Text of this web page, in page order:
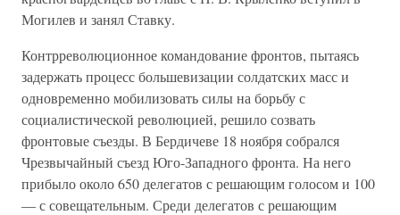
Могилев и занял Ставку.
Контрреволюционное командование фронтов, пытаясь
задержать процесс большевизации солдатских масс и
одновременно мобилизовать силы на борьбу с
социалистической революцией, решило созвать
фронтовые съезды. В Бердичеве 18 ноября собрался
Чрезвычайный съезд Юго-Западного фронта. На него
прибыло около 650 делегатов с решающим голосом и 100
— с совещательным. Среди делегатов с решающим